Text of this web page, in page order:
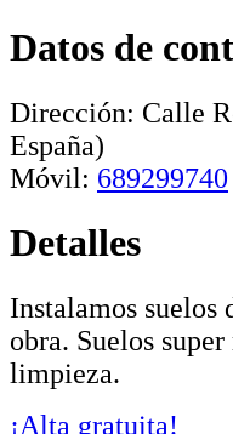
Datos de
Dirección: Calle
España)
Móvil: 689299740
Detalles
Instalamos
obra. Suelos
limpieza.
¡Alta gratuita!